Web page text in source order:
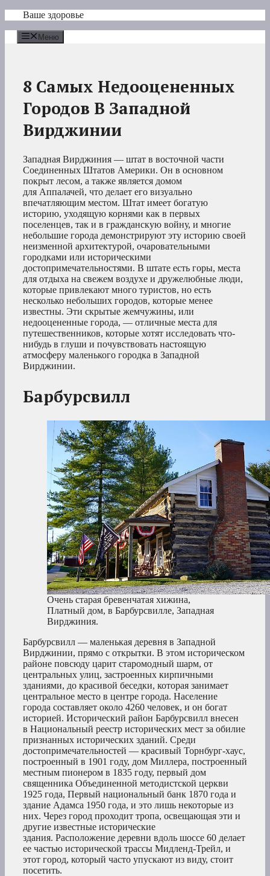
Перейти
содержимому
Ваше здоровье
Меню
8 Самых Недооцененных
Городов В Западной
Вирджинии
Западная Вирджиния — штат в восточной части
Соединенных Штатов Америки. Он в основном
покрыт лесом, а также является домом
для Аппалачей, что делает его визуально
впечатляющим местом. Штат имеет богатую
историю, уходящую корнями как в первых
поселенцев, так и в гражданскую войну, и многие
небольшие города демонстрируют эту историю своей
неизменной архитектурой, очаровательными
городками или историческими
достопримечательностями. В штате есть горы, места
для отдыха на свежем воздухе и дружелюбные люди,
которые привлекают много туристов, но есть
несколько небольших городов, которые менее
известны. Эти скрытые жемчужины, или
недооцененные города, — отличные места для
путешественников, которые хотят исследовать что-
нибудь в глуши и почувствовать настоящую
атмосферу маленького городка в Западной
Вирджинии.
Барбурсвилл
Очень старая бревенчатая хижина,
Платный дом, в Барбурсвилле, Западная
Вирджиния.
Барбурсвилл — маленькая деревня в Западной
Вирджинии, прямо с открытки. В этом историческом
районе повсюду царит старомодный шарм, от
центральных улиц, застроенных кирпичными
зданиями, до красивой беседки, которая занимает
центральное место в центре города. Население
города составляет около 4260 человек, и он богат
историей. Исторический район Барбурсвилл внесен
в Национальный реестр исторических мест за обилие
признанных исторических зданий. Среди
достопримечательностей — красивый Торнбург-хаус,
построенный в 1901 году, дом Миллера, построенный
местным пионером в 1835 году, первый дом
священника Объединенной методистской церкви
1925 года, Первый национальный банк 1870 года и
здание Адамса 1950 года, и это лишь некоторые из
них. Через город проходит тропа, освещающая эти и
другие известные исторические
здания. Расположение деревни вдоль шоссе 60 делает
ее частью исторической трассы Мидленд-Трейл, и
этот город, который часто упускают из виду, стоит
посетить.